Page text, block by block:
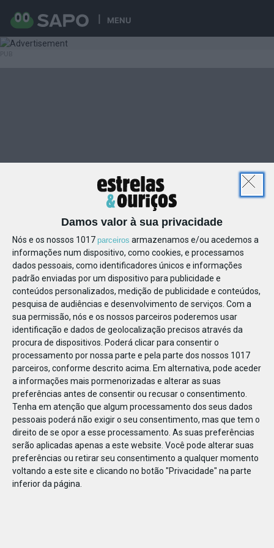
MENU
Damos valor à sua privacidade
Nós e os nossos 1017 parceiros armazenamos e/ou acedemos a
informações num dispositivo, como cookies, e processamos
dados pessoais, como identificadores únicos e informações
padrão enviadas por um dispositivo para publicidade e
conteúdos personalizados, medição de publicidade e conteúdos,
pesquisa de audiências e desenvolvimento de serviços. Com a
sua permissão, nós e os nossos parceiros poderemos usar
identificação e dados de geolocalização precisos através da
procura de dispositivos. Poderá clicar para consentir o
processamento por nossa parte e pela parte dos nossos 1017
parceiros, conforme descrito acima. Em alternativa, pode aceder
a informações mais pormenorizadas e alterar as suas
preferências antes de consentir ou recusar o consentimento.
Tenha em atenção que algum processamento dos seus dados
pessoais poderá não exigir o seu consentimento, mas que tem o
direito de se opor a esse processamento. As suas preferências
serão aplicadas apenas a este website. Você pode alterar suas
preferências ou retirar seu consentimento a qualquer momento
voltando a este site e clicando no botão "Privacidade" na parte
inferior da página.
501681798959727